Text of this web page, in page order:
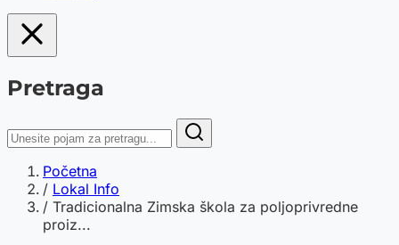
Pretraga
Početna
/ Lokal Info
/ Tradicionalna Zimska škola za poljoprivredne
proiz...